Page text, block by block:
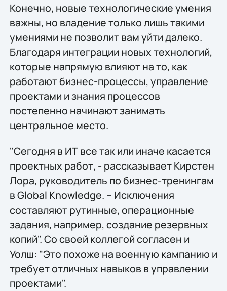
Конечно, новые технологические умения
важны, но владение только лишь такими
умениями не позволит вам уйти далеко.
Благодаря интеграции новых технологий,
которые напрямую влияют на то, как
работают бизнес-процессы, управление
проектами и знания процессов
постепенно начинают занимать
центральное место.
"Сегодня в ИТ все так или иначе касается
проектных работ, - рассказывает Кирстен
Лора, руководитель по бизнес-тренингам
в Global Knowledge. – Исключения
составляют рутинные, операционные
задания, например, создание резервных
копий". Со своей коллегой согласен и
Уолш: "Это похоже на военную кампанию и
требует отличных навыков в управлении
проектами".